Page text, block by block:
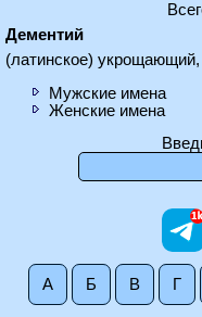
Дементий
(латинское)
Мужские имена
Женские имена
А Б В Г